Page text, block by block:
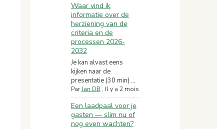
Waar vind ik
informatie over de
herziening van de
criteria en de
processen 2026-
2032
Je kan alvast eens
kijken naar de
presentatie (30 min) ...
ParJan DB , Il y a 2 mois
Een laadpaal voor je
gasten — slim nu of
nog even wachten?